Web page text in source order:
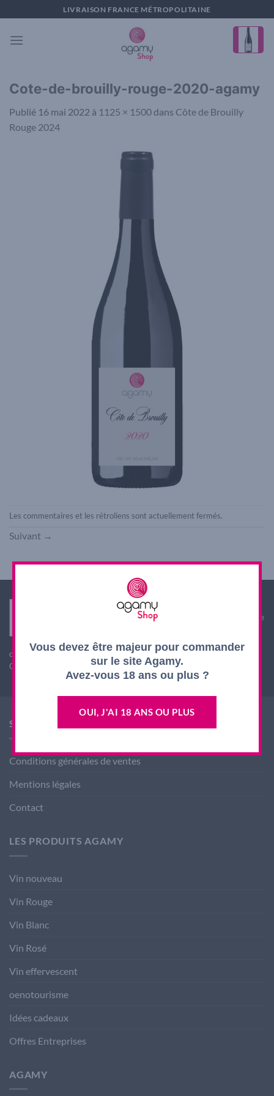
au
contenu
LIVRAISON FRANCE MÉTROPOLITAINE
Cote-de-brouilly-rouge-2020-agamy
Publié 16 mai 2022 à 1125 × 1500 dans Côte de Brouilly
Rouge 2024
Les commentaires et les rétroliens sont actuellement fermés.
Suivant →
Interdiction de vente de boissons alcooliques aux
mineurs de moins de 18 ans. La preuve de majorité de
L'abus d'alcool est dangereux pour la santé, à
consommer avec modération
CODE DE LA SANTE PUBLIQUE, ART. L. 3342-1 et L. 3353-3
SHOP AGAMY
Conditions générales de ventes
Mentions légales
Contact
LES PRODUITS AGAMY
Vin nouveau
Vin Rouge
Vin Blanc
Vin Rosé
Vin effervescent
oenotourisme
Idées cadeaux
Offres Entreprises
AGAMY
Vous devez être majeur pour commander
sur le site Agamy.
Avez-vous 18 ans ou plus ?
OUI, J'AI 18 ANS OU PLUS